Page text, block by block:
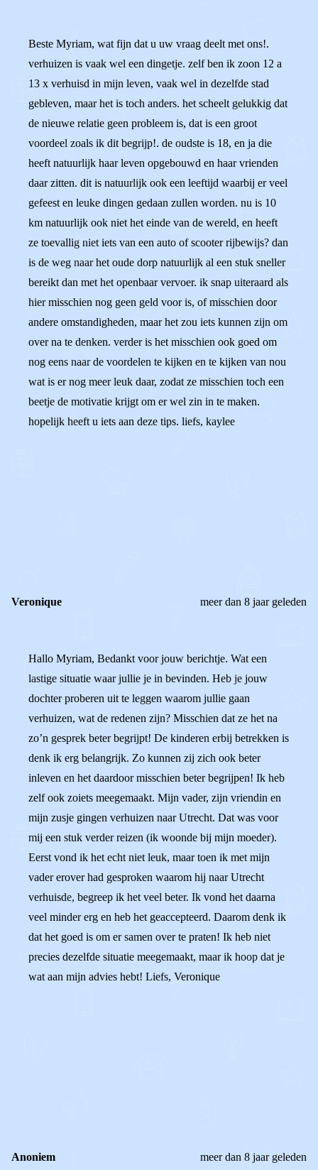
Beste Myriam, wat fijn dat u uw vraag deelt met ons!.
verhuizen is vaak wel een dingetje. zelf ben ik zoon 12 a
13 x verhuisd in mijn leven, vaak wel in dezelfde stad
gebleven, maar het is toch anders. het scheelt gelukkig dat
de nieuwe relatie geen probleem is, dat is een groot
voordeel zoals ik dit begrijp!. de oudste is 18, en ja die
heeft natuurlijk haar leven opgebouwd en haar vrienden
daar zitten. dit is natuurlijk ook een leeftijd waarbij er veel
gefeest en leuke dingen gedaan zullen worden. nu is 10
km natuurlijk ook niet het einde van de wereld, en heeft
ze toevallig niet iets van een auto of scooter rijbewijs? dan
is de weg naar het oude dorp natuurlijk al een stuk sneller
bereikt dan met het openbaar vervoer. ik snap uiteraard als
hier misschien nog geen geld voor is, of misschien door
andere omstandigheden, maar het zou iets kunnen zijn om
over na te denken. verder is het misschien ook goed om
nog eens naar de voordelen te kijken en te kijken van nou
wat is er nog meer leuk daar, zodat ze misschien toch een
beetje de motivatie krijgt om er wel zin in te maken.
hopelijk heeft u iets aan deze tips. liefs, kaylee
Veronique meer dan 8 jaar geleden
Hallo Myriam, Bedankt voor jouw berichtje. Wat een
lastige situatie waar jullie je in bevinden. Heb je jouw
dochter proberen uit te leggen waarom jullie gaan
verhuizen, wat de redenen zijn? Misschien dat ze het na
zo’n gesprek beter begrijpt! De kinderen erbij betrekken is
denk ik erg belangrijk. Zo kunnen zij zich ook beter
inleven en het daardoor misschien beter begrijpen! Ik heb
zelf ook zoiets meegemaakt. Mijn vader, zijn vriendin en
mijn zusje gingen verhuizen naar Utrecht. Dat was voor
mij een stuk verder reizen (ik woonde bij mijn moeder).
Eerst vond ik het echt niet leuk, maar toen ik met mijn
vader erover had gesproken waarom hij naar Utrecht
verhuisde, begreep ik het veel beter. Ik vond het daarna
veel minder erg en heb het geaccepteerd. Daarom denk ik
dat het goed is om er samen over te praten! Ik heb niet
precies dezelfde situatie meegemaakt, maar ik hoop dat je
wat aan mijn advies hebt! Liefs, Veronique
Anoniem meer dan 8 jaar geleden